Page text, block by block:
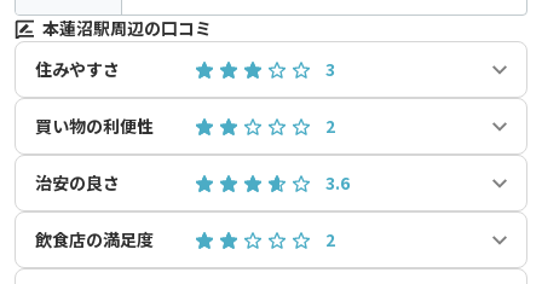
本蓮沼駅周辺の口コミ
住みやすさ
3
買い物の利便性 2
治安の良さ 3.6
飲食店の満足度 2